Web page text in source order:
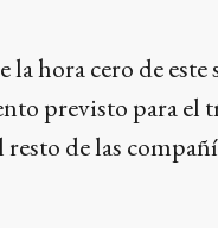
la hora cero de este
previsto para el
de las